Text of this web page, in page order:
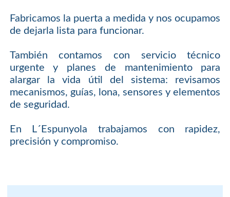
Fabricamos la puerta a medida y nos ocupamos
de dejarla lista para funcionar.
También contamos con servicio técnico
urgente y planes de mantenimiento para
alargar la vida útil del sistema: revisamos
mecanismos, guías, lona, sensores y elementos
de seguridad.
En L´Espunyola trabajamos con rapidez,
precisión y compromiso.